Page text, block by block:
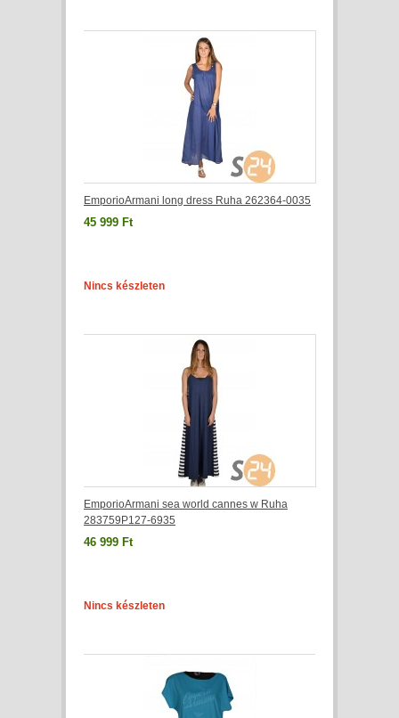
EmporioArmani long dress Ruha 262364-0035
45 999 Ft
Nincs készleten
EmporioArmani sea world cannes w Ruha
283759P127-6935
46 999 Ft
Nincs készleten